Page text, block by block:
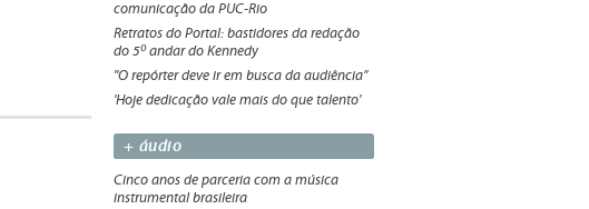
comunicação da PUC-Rio
Retratos do Portal: bastidores da redação
do 5º andar do Kennedy
"O repórter deve ir em busca da audiência”
'Hoje dedicação vale mais do que talento'
+ áudio
Cinco anos de parceria com a música
instrumental brasileira